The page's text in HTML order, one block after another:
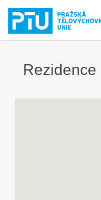
Rezidence